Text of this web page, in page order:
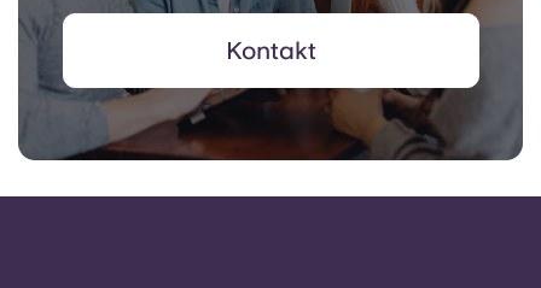
Kontakt